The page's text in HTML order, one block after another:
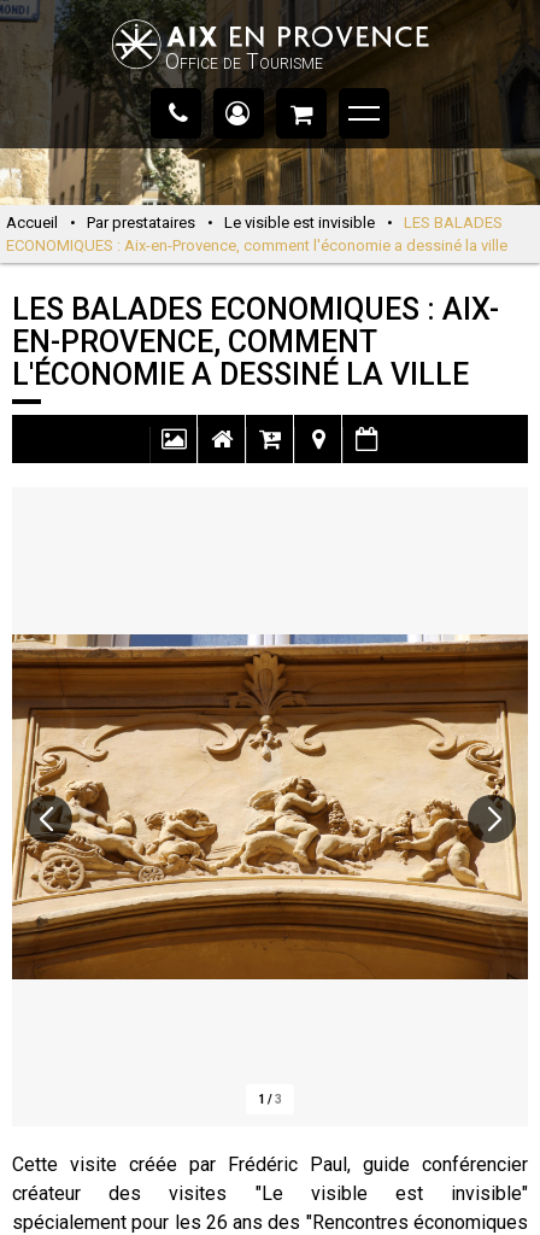
Office de Tourisme
Accueil • Par prestataires • Le visible est invisible •
LES BALADES
ECONOMIQUES : Aix-en-Provence, comment l'économie a dessiné la ville
LES BALADES ECONOMIQUES : AIX-
EN-PROVENCE, COMMENT
L'ÉCONOMIE A DESSINÉ LA VILLE
1 /3
Présentation
Cette visite créée par Frédéric Paul, guide conférencier
créateur des visites "Le visible est invisible"
spécialement pour les 26 ans des "Rencontres économiques